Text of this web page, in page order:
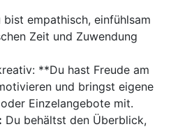
bist empathisch, einfühlsam
Zeit und Zuwendung
**Du hast Freude am
und bringst eigene
Einzelangebote mit.
Du behältst den Überblick,